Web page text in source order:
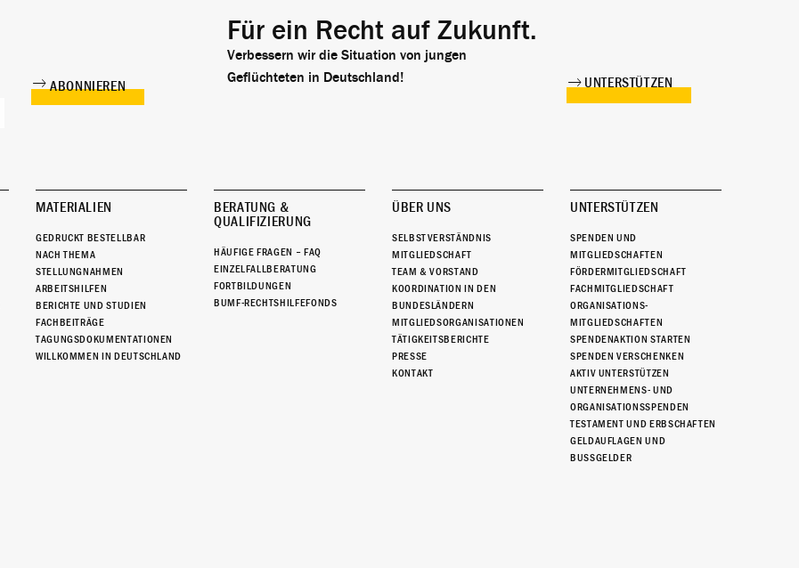
Für ein Recht auf Zukunft.
Verbessern wir die Situation von jungen
Geflüchteten in Deutschland!
UNTERSTÜTZEN
MATERIALIEN
GEDRUCKT BESTELLBAR
NACH THEMA
STELLUNGNAHMEN
ARBEITSHILFEN
BERICHTE UND STUDIEN
FACHBEITRÄGE
TAGUNGSDOKUMENTATIONEN
WILLKOMMEN IN DEUTSCHLAND
BERATUNG &
QUALIFIZIERUNG
HÄUFIGE FRAGEN – FAQ
EINZELFALLBERATUNG
FORTBILDUNGEN
BUMF-RECHTSHILFEFONDS
ÜBER UNS
SELBSTVERSTÄNDNIS
MITGLIEDSCHAFT
TEAM & VORSTAND
KOORDINATION IN DEN
BUNDESLÄNDERN
MITGLIEDSORGANISATIONEN
TÄTIGKEITSBERICHTE
PRESSE
KONTAKT
UNTERSTÜTZEN
SPENDEN UND
MITGLIEDSCHAFTEN
FÖRDERMITGLIEDSCHAFT
FACHMITGLIEDSCHAFT
ORGANISATIONS-
MITGLIEDSCHAFTEN
SPENDENAKTION STARTEN
SPENDEN VERSCHENKEN
AKTIV UNTERSTÜTZEN
UNTERNEHMENS- UND
ORGANISATIONSSPENDEN
TESTAMENT UND ERBSCHAFTEN
GELDAUFLAGEN UND
BUSSGELDER